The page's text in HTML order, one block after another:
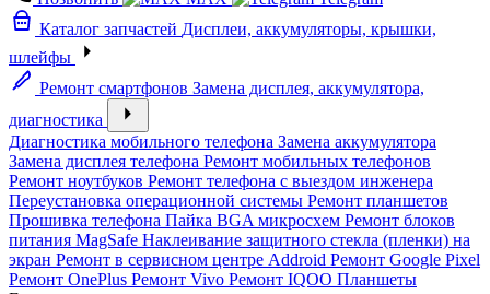
Каталог запчастей Дисплеи, аккумуляторы, крышки,
шлейфы
Ремонт смартфонов Замена дисплея, аккумулятора,
диагностика
Диагностика мобильного телефона Замена аккумулятора
Замена дисплея телефона Ремонт мобильных телефонов
Ремонт ноутбуков Ремонт телефона с выездом инженера
Переустановка операционной системы Ремонт планшетов
Прошивка телефона Пайка BGA микросхем Ремонт блоков
питания MagSafe Наклеивание защитного стекла (пленки) на
экран Ремонт в сервисном центре Addroid Ремонт Google Pixel
Ремонт OnePlus Ремонт Vivo Ремонт IQOO Планшеты